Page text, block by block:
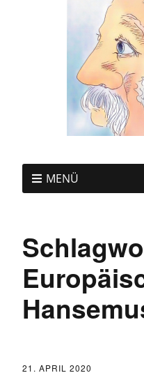
MENÜ
21. APRIL 2020